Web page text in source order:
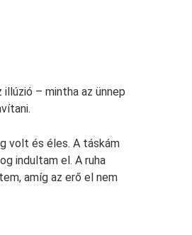
– mintha az ünnep
volt és éles. A táskám
indultam el. A ruha
amíg az erő el nem